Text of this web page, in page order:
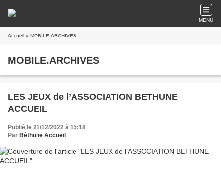
MENU
Accueil » MOBILE.ARCHIVES
MOBILE.ARCHIVES
LES JEUX de l’ASSOCIATION BETHUNE
ACCUEIL
Publié le 21/12/2022 à 15:18
Par Béthune Accueil